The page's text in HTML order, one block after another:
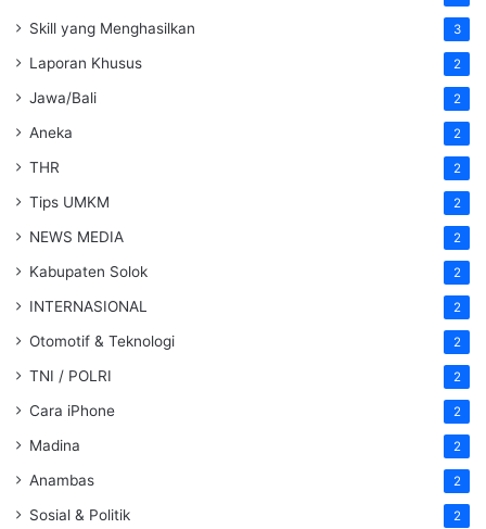
Skill yang Menghasilkan 3
Laporan Khusus 2
Jawa/Bali 2
Aneka 2
THR 2
Tips UMKM 2
NEWS MEDIA 2
Kabupaten Solok 2
INTERNASIONAL 2
Otomotif & Teknologi 2
TNI / POLRI 2
Cara iPhone 2
Madina 2
Anambas 2
Sosial & Politik 2